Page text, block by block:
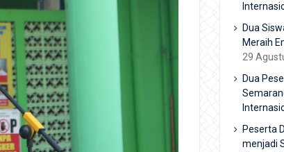
Dua
Meraih
29
Dua
Peserta
menjadi